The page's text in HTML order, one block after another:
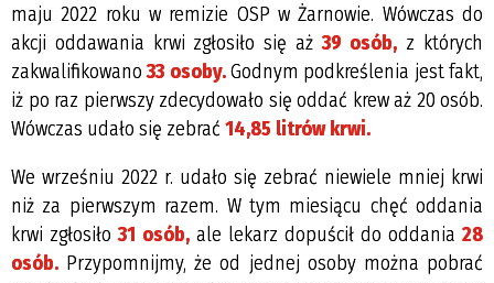
maju 2022 roku w remizie OSP w Żarnowie. Wówczas do
akcji oddawania krwi zgłosiło się aż39 osób, z których
zakwalifikowano33 osoby.Godnym podkreślenia jest fakt,
iż po raz pierwszy zdecydowało się oddać krew aż 20 osób.
Wówczas udało się zebrać 14,85 litrów krwi.
We wrześniu 2022 r. udało się zebrać niewiele mniej krwi
niż za pierwszym razem. W tym miesiącu chęć oddania
krwi zgłosiło31 osób, ale lekarz dopuścił do oddania 28
osób. Przypomnijmy, że od jednej osoby można pobrać